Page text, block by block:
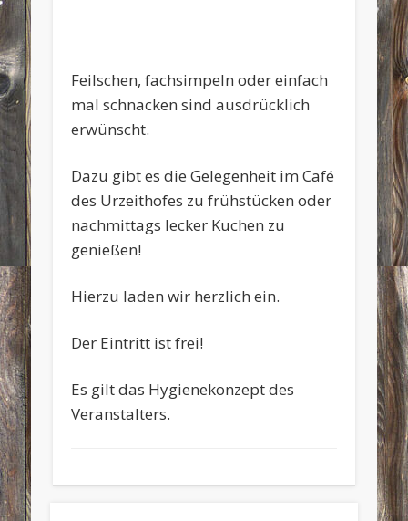
Feilschen, fachsimpeln oder einfach
mal schnacken sind ausdrücklich
erwünscht.
Dazu gibt es die Gelegenheit im Café
des Urzeithofes zu frühstücken oder
nachmittags lecker Kuchen zu
genießen!
Hierzu laden wir herzlich ein.
Der Eintritt ist frei!
Es gilt das Hygienekonzept des
Veranstalters.